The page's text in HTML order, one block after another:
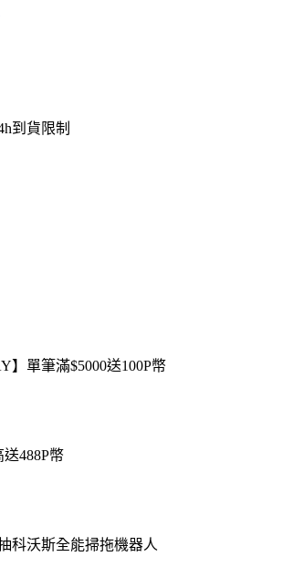
到貨限制
】單筆滿$5000送100P幣
488P幣
科沃斯全能掃拖機器人